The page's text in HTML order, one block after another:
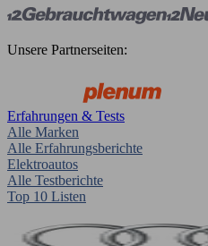
Unsere Partnerseiten:
Erfahrungen & Tests
Alle Marken
Alle Erfahrungsberichte
Elektroautos
Alle Testberichte
Top 10 Listen